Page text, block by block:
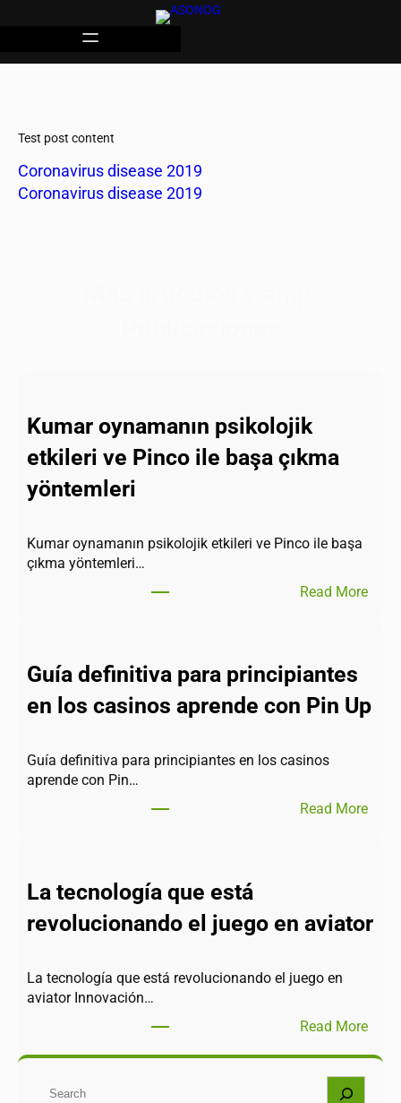
Test post content
Coronavirus disease 2019
Coronavirus disease 2019
Kumar oynamanın psikolojik
etkileri ve Pinco ile başa çıkma
yöntemleri
Kumar oynamanın psikolojik etkileri ve Pinco ile başa
çıkma yöntemleri…
Read More
Guía definitiva para principiantes
en los casinos aprende con Pin Up
Guía definitiva para principiantes en los casinos
aprende con Pin…
Read More
La tecnología que está
revolucionando el juego en aviator
La tecnología que está revolucionando el juego en
aviator Innovación…
Read More
Buscar